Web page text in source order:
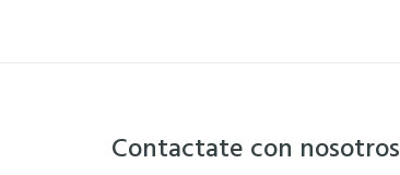
Contactate con nosotros